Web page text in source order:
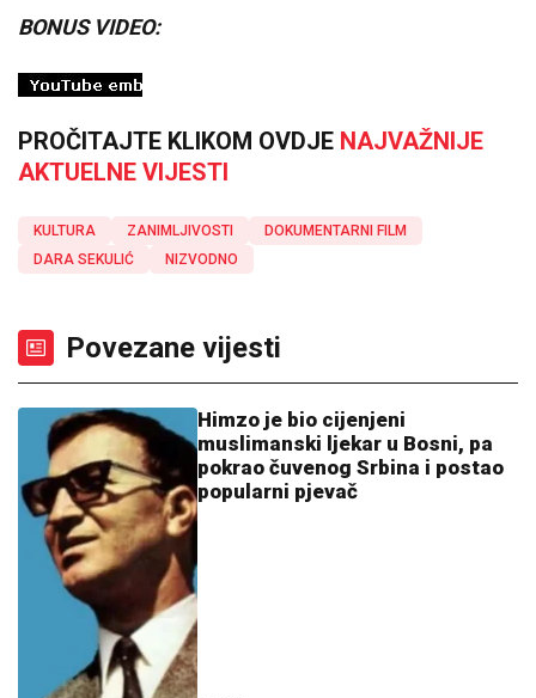
BONUS VIDEO:
PROČITAJTE KLIKOM OVDJE NAJVAŽNIJE
AKTUELNE VIJESTI
KULTURA ZANIMLJIVOSTI
DOKUMENTARNI FILM
DARA SEKULIĆ
NIZVODNO
Povezane vijesti
Himzo je bio cijenjeni
muslimanski ljekar u Bosni, pa
pokrao čuvenog Srbina i postao
popularni pjevač